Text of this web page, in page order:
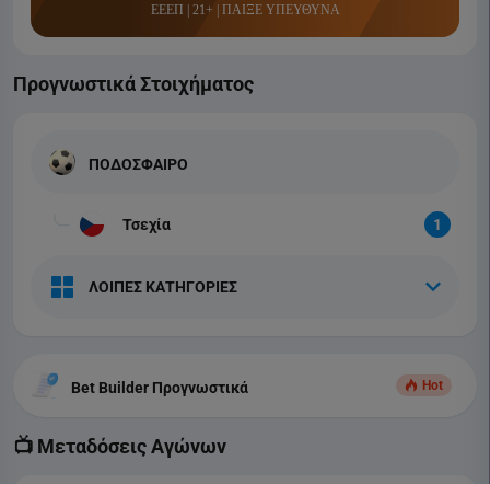
ΕΕΕΠ | 21+ | ΠΑΙΞΕ ΥΠΕΥΘΥΝΑ
Προγνωστικά Στοιχήματος
ΠΟΔΟΣΦΑΙΡΟ
Τσεχία 1
ΛΟΙΠΕΣ ΚΑΤΗΓΟΡΙΕΣ
Bet Builder Προγνωστικά Hot
📺 Μεταδόσεις Αγώνων